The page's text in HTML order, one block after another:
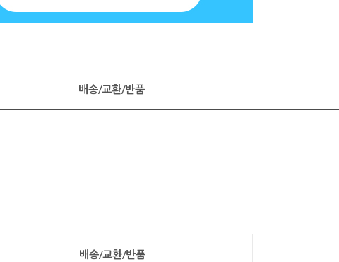
배송/교환/반품
배송/교환/반품